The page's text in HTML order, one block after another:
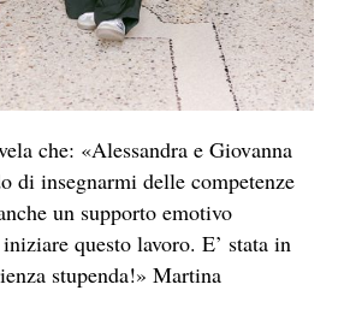
che: «Alessandra e Giovanna
di insegnarmi delle competenze
un supporto emotivo
questo lavoro. E’ stata in
stupenda!» Martina